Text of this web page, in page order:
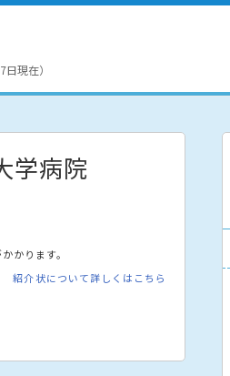
現在）
学病院
かります。
紹介状について詳しくはこちら